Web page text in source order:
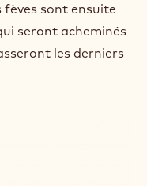
fèves sont ensuite
seront acheminés
les derniers